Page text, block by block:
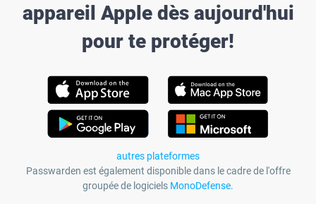
appareil Apple dès aujourd'hui
pour te protéger!
autres plateformes
Passwarden est également disponible dans le cadre de l'offre
groupée de logiciels MonoDefense.